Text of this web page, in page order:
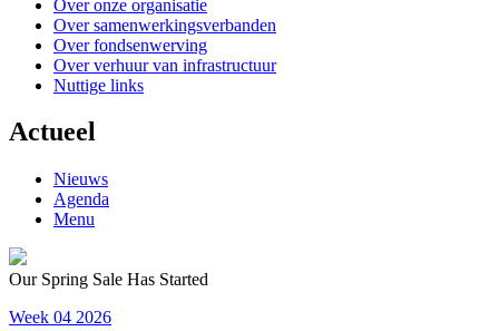
Over onze organisatie
Over samenwerkingsverbanden
Over fondsenwerving
Over verhuur van infrastructuur
Nuttige links
Actueel
Nieuws
Agenda
Menu
Our Spring Sale Has Started
Week 04 2026